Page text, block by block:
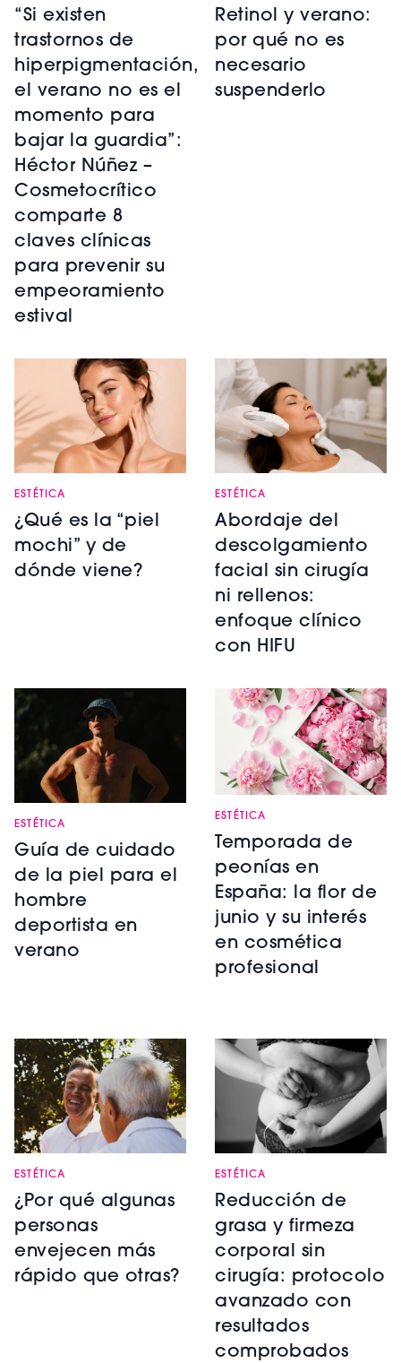
“Si existen
trastornos de
hiperpigmentación,
el verano no es el
momento para
bajar la guardia”:
Héctor Núñez –
Cosmetocrítico
comparte 8
claves clínicas
para prevenir su
empeoramiento
estival
Retinol y verano:
por qué no es
necesario
suspenderlo
ESTÉTICA
¿Qué es la “piel
mochi” y de
dónde viene?
ESTÉTICA
Abordaje del
descolgamiento
facial sin cirugía
ni rellenos:
enfoque clínico
con HIFU
ESTÉTICA
Guía de cuidado
de la piel para el
hombre
deportista en
verano
ESTÉTICA
Temporada de
peonías en
España: la flor de
junio y su interés
en cosmética
profesional
ESTÉTICA
¿Por qué algunas
personas
envejecen más
rápido que otras?
ESTÉTICA
Reducción de
grasa y firmeza
corporal sin
cirugía: protocolo
avanzado con
resultados
comprobados